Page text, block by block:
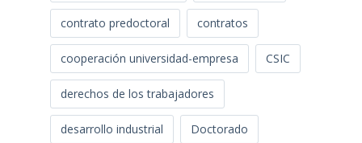
contrato predoctoral contratos
cooperación universidad-empresa CSIC
derechos de los trabajadores
desarrollo industrial Doctorado